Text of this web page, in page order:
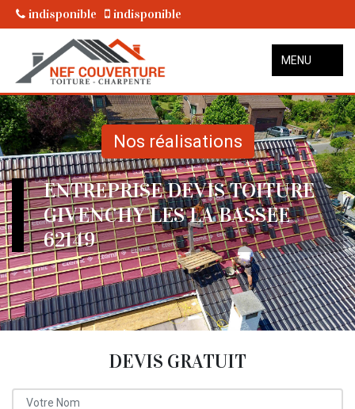
indisponible indisponible
MENU
Nos réalisations
ENTREPRISE DEVIS TOITURE
GIVENCHY LES LA BASSEE
62149
DEVIS GRATUIT